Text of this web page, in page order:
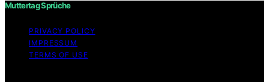
Muttertag Sprüche
PRIVACY POLICY
IMPRESSUM
TERMS OF USE